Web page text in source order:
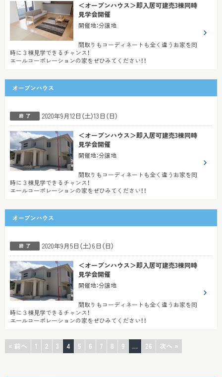
＜オープンハウス＞即入居可建売3棟同時
見学会開催
開催地：分譲地
間取りもコーディネートも全く違うお家を同
時に３棟見学できるチャンス！
エールコーポレーションの家をぜひみてください！！
オープンハウス
2020年9月12日（土）13日（日）
＜オープンハウス＞即入居可建売3棟同時
見学会開催
開催地：分譲地
間取りもコーディネートも全く違うお家を同
時に３棟見学できるチャンス！
エールコーポレーションの家をぜひみてください！！
オープンハウス
2020年9月5日（土）6日（日）
＜オープンハウス＞即入居可建売3棟同時
見学会開催
開催地：分譲地
間取りもコーディネートも全く違うお家を同
時に３棟見学できるチャンス！
エールコーポレーションの家をぜひみてください！！
« 前へ 1 2 3 4 5 6 7 8 9 … 26 次へ »